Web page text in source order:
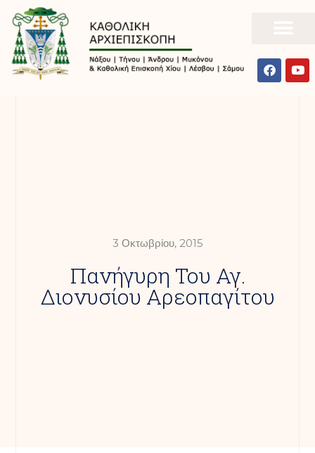
3 Οκτωβρίου, 2015
Πανήγυρη Του Αγ.
Διονυσίου Αρεοπαγίτου